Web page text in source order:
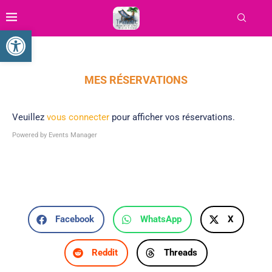
Ouvrir la barre d’outils
MES RÉSERVATIONS
Veuillez vous connecter pour afficher vos réservations.
Powered by Events Manager
Facebook WhatsApp X
Reddit Threads